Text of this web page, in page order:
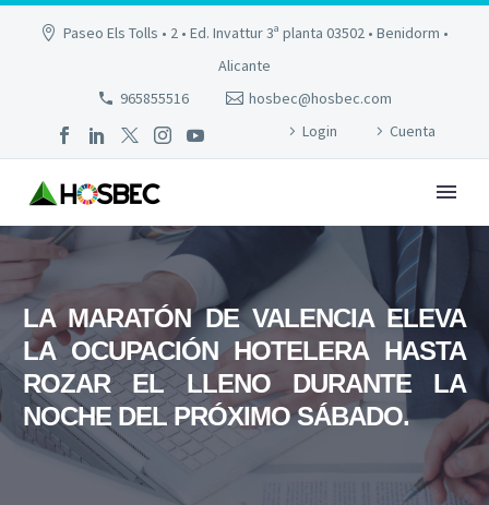
Paseo Els Tolls • 2 • Ed. Invattur 3ª planta 03502 • Benidorm •
Alicante
965855516
hosbec@hosbec.com
Login
Cuenta
LA MARATÓN DE VALENCIA ELEVA
LA OCUPACIÓN HOTELERA HASTA
ROZAR EL LLENO DURANTE LA
NOCHE DEL PRÓXIMO SÁBADO.